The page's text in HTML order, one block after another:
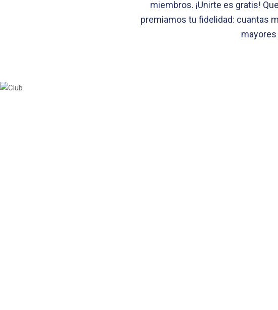
miembros. ¡Unirte es gratis!
premiamos tu fidelidad: cuantas